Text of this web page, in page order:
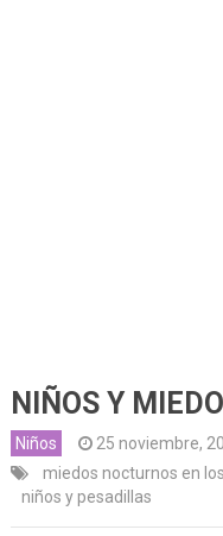
NIÑOS Y
Niños 25 noviembre,
miedos nocturnos en
niños y pesadillas